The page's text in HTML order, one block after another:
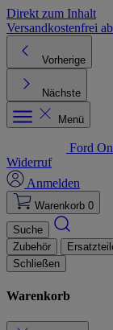
Direkt zum Inhalt
Versandkostenfrei
Vorherige
Nächste
Menü
Ford
Widerruf
Anmelden
Warenkorb 0
Suche
Zubehör
Schließen
Warenkorb